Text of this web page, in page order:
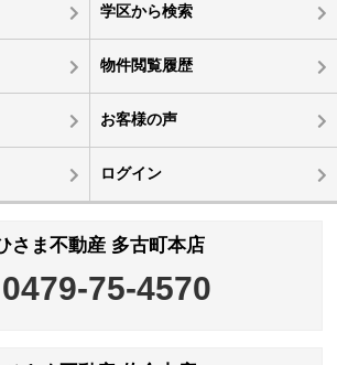
学区から検索
物件閲覧履歴
お客様の声
ログイン
さま不動産 多古町本店
0479-75-4570